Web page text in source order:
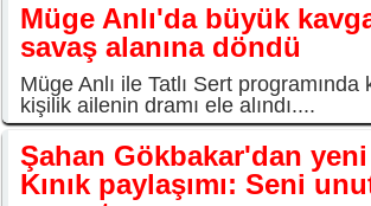
Müge Anlı'da büyük
savaş alanına döndü
Müge Anlı ile Tatlı Sert programında
kişilik ailenin dramı ele alındı....
Şahan Gökbakar'dan
Kınık paylaşımı: Seni